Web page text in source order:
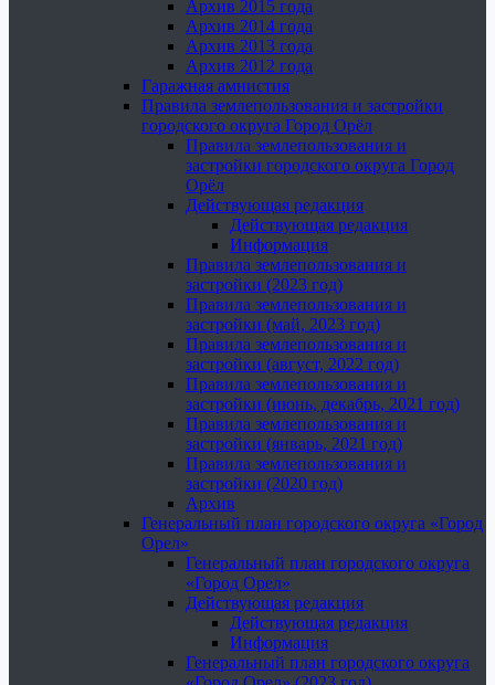
Архив 2015 года
Архив 2014 года
Архив 2013 года
Архив 2012 года
Гаражная амнистия
Правила землепользования и застройки
городского округа Город Орёл
Правила землепользования и
застройки городского округа Город
Орёл
Действующая редакция
Действующая редакция
Информация
Правила землепользования и
застройки (2023 год)
Правила землепользования и
застройки (май, 2023 год)
Правила землепользования и
застройки (август, 2022 год)
Правила землепользования и
застройки (июнь, декабрь, 2021 год)
Правила землепользования и
застройки (январь, 2021 год)
Правила землепользования и
застройки (2020 год)
Архив
Генеральный план городского округа «Город
Орел»
Генеральный план городского округа
«Город Орел»
Действующая редакция
Действующая редакция
Информация
Генеральный план городского округа